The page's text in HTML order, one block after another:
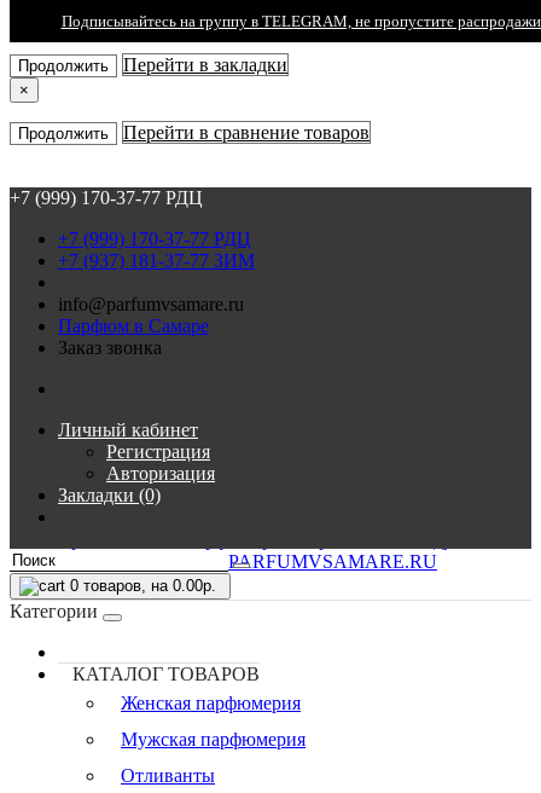
Подписывайтесь на группу в TELEGRAM, не пропустите
Продолжить Перейти в закладки
×
Продолжить Перейти в сравнение товаров
+7 (999) 170-37-77 РДЦ
+7 (999) 170-37-77 РДЦ
+7 (937) 181-37-77 ЗИМ
info@parfumvsamare.ru
Парфюм в Самаре
Заказ звонка
Личный кабинет
Регистрация
Авторизация
Закладки (0)
0 товаров, на 0.00р.
Категории
КАТАЛОГ ТОВАРОВ
Женская парфюмерия
Мужская парфюмерия
Отливанты